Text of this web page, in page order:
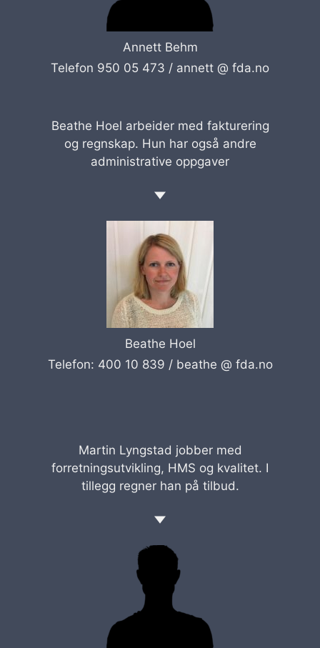
Annett Behm
Telefon 950 05 473 / annett @ fda.no
Beathe Hoel arbeider med fakturering
og regnskap. Hun har også andre
administrative oppgaver
Beathe Hoel
Telefon: 400 10 839 / beathe @ fda.no
Martin Lyngstad jobber med
forretningsutvikling, HMS og kvalitet. I
tillegg regner han på tilbud.